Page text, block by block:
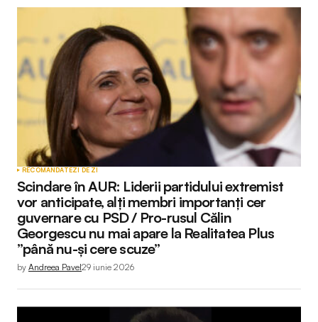
RECOMANDATEZI DE ZI
Scindare în AUR: Liderii partidului extremist
vor anticipate, alți membri importanți cer
guvernare cu PSD / Pro-rusul Călin
Georgescu nu mai apare la Realitatea Plus
”până nu-și cere scuze”
by Andreea Pavel29 iunie 2026